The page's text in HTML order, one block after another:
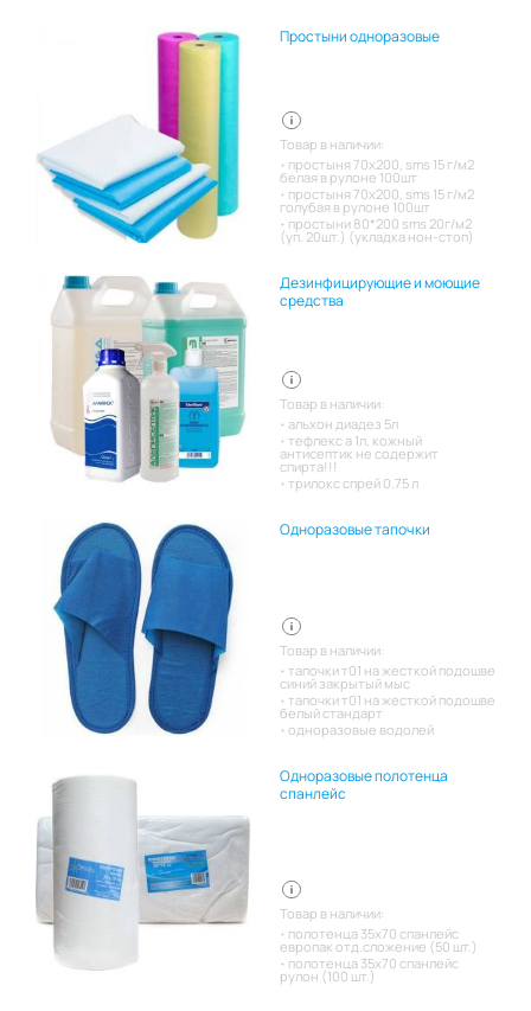
Простыни одноразовые
Товар в наличии:
простыня 70х200, sms 15 г/м2
белая в рулоне 100шт
простыня 70х200, sms 15 г/м2
голубая в рулоне 100шт
простыни 80*200 sms 20г/м2
(уп. 20шт.) (укладка нон-стоп)
Дезинфицирующие и моющие
средства
Товар в наличии:
альхон диадез 5л
тефлекс а 1л, кожный
антисептик не содержит
спирта!!!
трилокс спрей 0.75 л
Одноразовые тапочки
Товар в наличии:
тапочки т01 на жесткой подошве
синий закрытый мыс
тапочки т01 на жесткой подошве
белый стандарт
одноразовые водолей
Одноразовые полотенца
спанлейс
Товар в наличии:
полотенца 35х70 спанлейс
европак отд.сложение (50 шт.)
полотенца 35х70 спанлейс
рулон (100 шт.)